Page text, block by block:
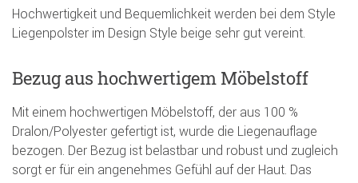
Hochwertigkeit und Bequemlichkeit werden bei dem Style
Liegenpolster im Design Style beige sehr gut vereint.
Bezug aus hochwertigem Möbelstoff
Mit einem hochwertigen Möbelstoff, der aus 100 %
Dralon/Polyester gefertigt ist, wurde die Liegenauflage
bezogen. Der Bezug ist belastbar und robust und zugleich
sorgt er für ein angenehmes Gefühl auf der Haut. Das